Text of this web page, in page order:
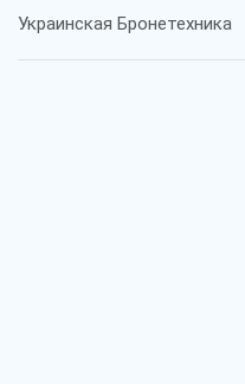
Украинская Бронетехника